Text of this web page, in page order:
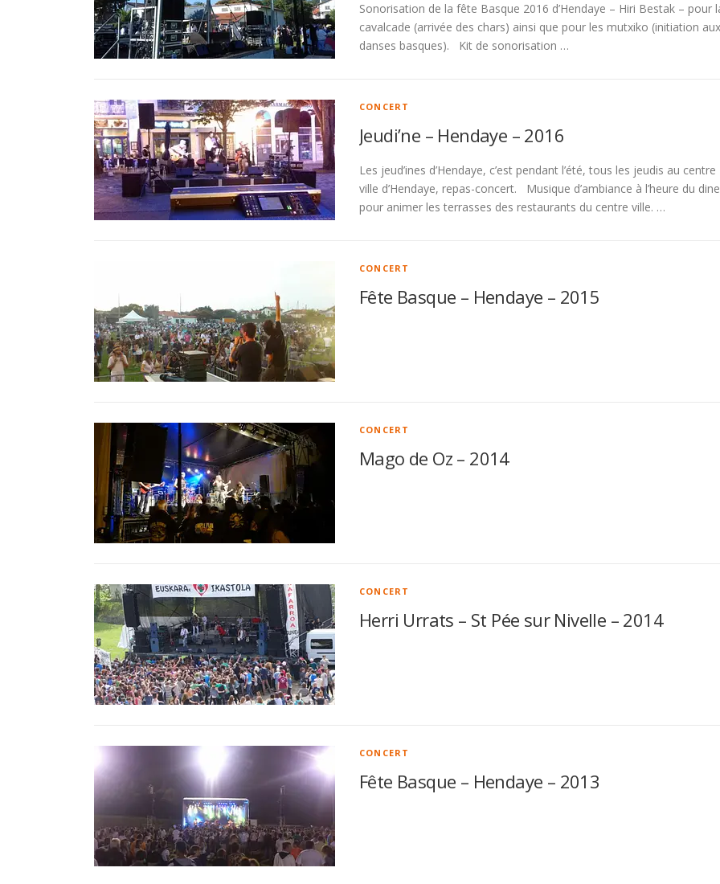
Sonorisation de la fête Basque 2016 d’Hendaye – Hiri Bestak – pour
cavalcade (arrivée des chars) ainsi que pour les mutxiko (initiation aux
danses basques). Kit de sonorisation …
CONCERT
Jeudi’ne – Hendaye – 2016
Les jeud’ines d’Hendaye, c’est pendant l’été, tous les jeudis au centre
ville d’Hendaye, repas-concert. Musique d’ambiance à l’heure du
pour animer les terrasses des restaurants du centre ville. …
CONCERT
Fête Basque – Hendaye – 2015
CONCERT
Mago de Oz – 2014
CONCERT
Herri Urrats – St Pée sur Nivelle – 2014
CONCERT
Fête Basque – Hendaye – 2013